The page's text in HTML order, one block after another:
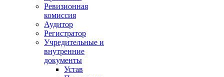
Ревизионная
комиссия
Аудитор
Регистратор
Учредительные и
внутренние
документы
Устав